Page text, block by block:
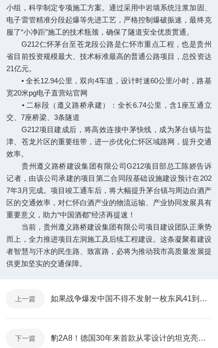
小组，科学制定专项施工方案。通过采用中岩墙系统注浆加固、
电子雷管精准分段起爆等先进工艺，严格控制爆破振速，最终克
服了“小净距”施工的技术瓶颈，确保了隧道安全优质贯通。
G212仁怀茅台至苍龙段公路是仁怀市重点工程，也是贵州
省目前投资规模最大、技术标准最高的普通公路项目，总投资达
21亿元。
• 全长12.94公里，双向4车道，设计时速60公里/小时，路基
宽20米pg电子直营站官网
• 二标段（遵义路桥承建）：全长6.74公里，含1座互通立
交、7座桥梁、3条隧道
G212项目建成后，将高效连接中茅快线，成为茅台镇与盐
津、苍龙片区的重要纽带，进一步优化仁怀区域路网，提升交通
效率。
贵州遵义路桥建设集团有限公司G212项目部总工陈娇告诉
记者，由该公司承建的项目第二合同段基础设施建设预计在202
7年3月完成。项目竣工通车后，将大幅提升茅台镇与周边白酒产
区的交通效率，对仁怀白酒产业的物流运输、产业协同发展具有
重要意义，助力“中国酒都”经济再提速！
当前，贵州遵义路桥建设集团有限公司项目建设团队正乘势
而上，全力推进项目左洞施工及后续工程建设。这条凝聚着建设
者智慧与汗水的民生路、致富路，必将为推动我市高质量发展提
供更加坚实的交通保障。
上一篇 如果战争爆发中国不得不发射一枚东风41到底要消耗多少成本
下一篇 豹2A8！德国30年来首款从零设计的坦克亮相只是价格有点小贵